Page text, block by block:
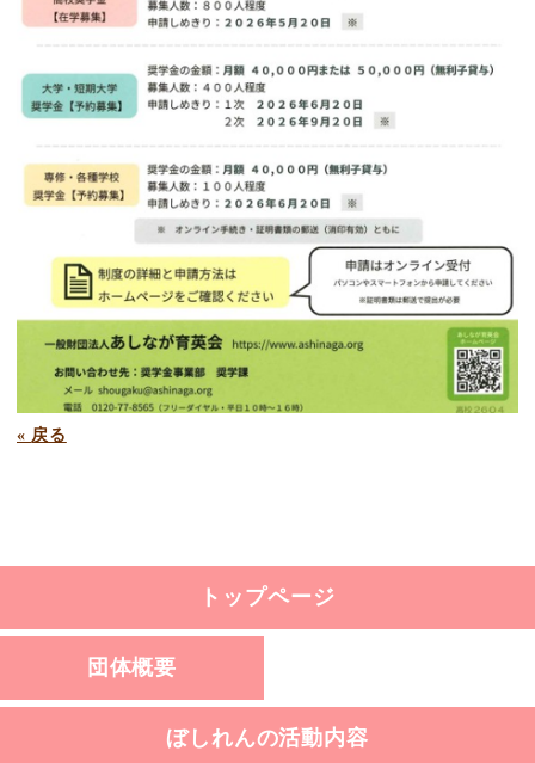
« 戻る
トップページ
団体概要
ぼしれんの活動内容